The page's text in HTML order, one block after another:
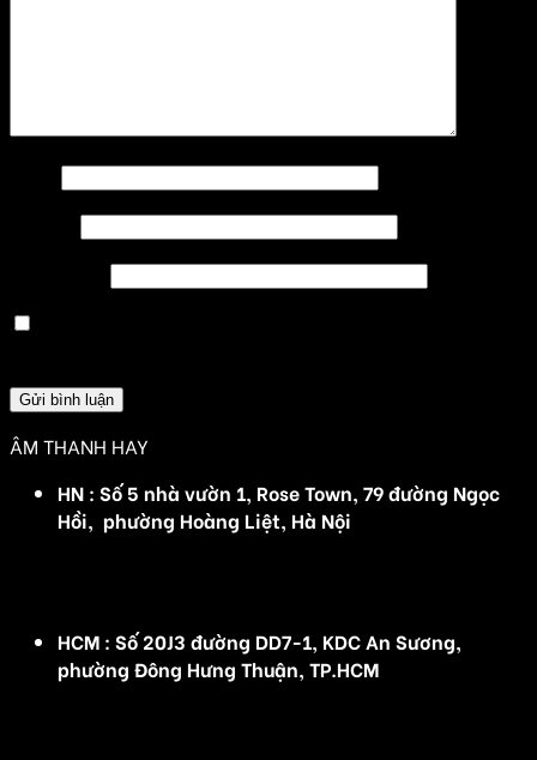
ÂM THANH HAY
HN : Số 5 nhà vườn 1, Rose Town, 79 đường Ngọc
Hồi, phường Hoàng Liệt, Hà Nội
HCM : Số 20J3 đường DD7-1, KDC An Sương,
phường Đông Hưng Thuận, TP.HCM